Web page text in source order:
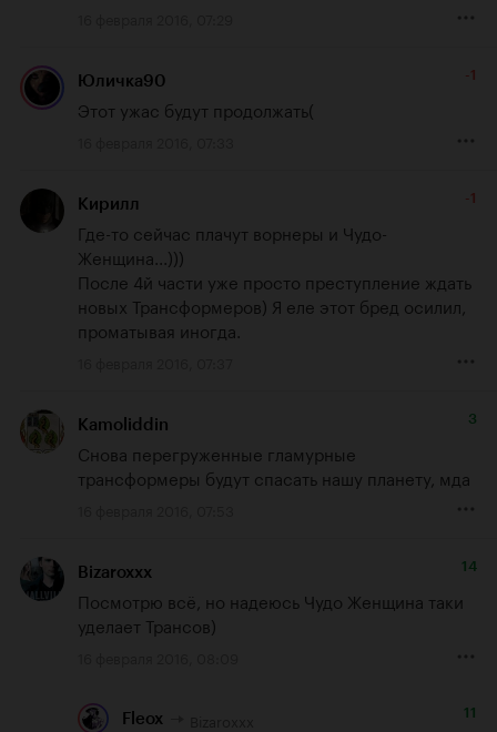
Юличка90 -1
Этот ужас будут продолжать(
Кирилл -1
Где-то сейчас плачут ворнеры и Чудо-
Женщина...)))
После 4й части уже просто преступление ждать
новых Трансформеров) Я еле этот бред осилил,
проматывая иногда.
Kamoliddin 3
Снова перегруженные гламурные
трансформеры будут спасать нашу планету, мда
Bizaroxxx 14
Посмотрю всё, но надеюсь Чудо Женщина таки
уделает Трансов)
Fleox 11